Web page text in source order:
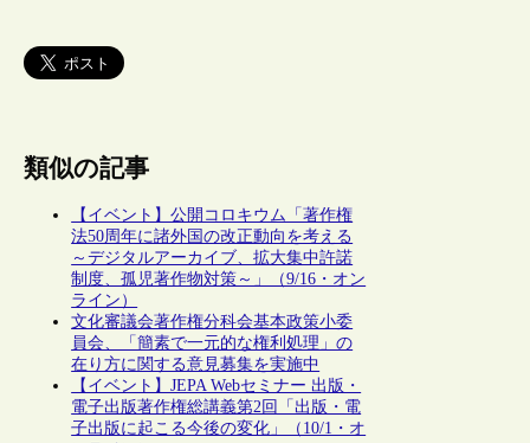
類似の記事
【イベント】公開コロキウム「著作権
法50周年に諸外国の改正動向を考える
～デジタルアーカイブ、拡大集中許諾
制度、孤児著作物対策～」（9/16・オン
ライン）
文化審議会著作権分科会基本政策小委
員会、「簡素で一元的な権利処理」の
在り方に関する意見募集を実施中
【イベント】JEPA Webセミナー 出版・
電子出版著作権総講義第2回「出版・電
子出版に起こる今後の変化」（10/1・オ